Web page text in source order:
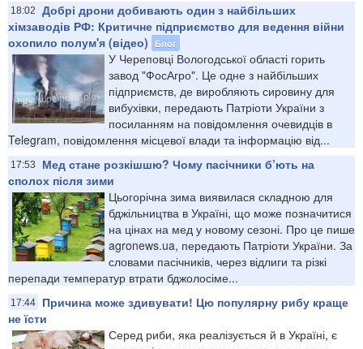
18:02
Добрі дрони добивають один з найбільших
хімзаводів РФ: Критичне підприємство для ведення війни
охопило полум'я (відео)
Блог
У Череповці Вологодської області горить
завод "ФосАгро". Це одне з найбільших
підприємств, де виробляють сировину для
вибухівки, передають Патріоти України з
посиланням на повідомлення очевидців в
Telegram, повідомлення місцевої влади та інформацію від...
17:53
Мед стане розкішшю? Чому пасічники б’ють на
сполох після зими
Цьогорічна зима виявилася складною для
бджільництва в Україні, що може позначитися
на цінах на мед у новому сезоні. Про це пише
agronews.ua, передають Патріоти України. За
словами пасічників, через відлиги та різкі
перепади температур втрати бджолосіме...
17:44
Причина може здивувати! Цю популярну рибу краще
не їсти
Серед риби, яка реалізується й в Україні, є